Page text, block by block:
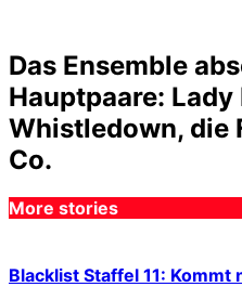
Das Ensemble
Hauptpaare:
Whistledown, die
Co.
More stories
Blacklist Staffel 11: Kommt